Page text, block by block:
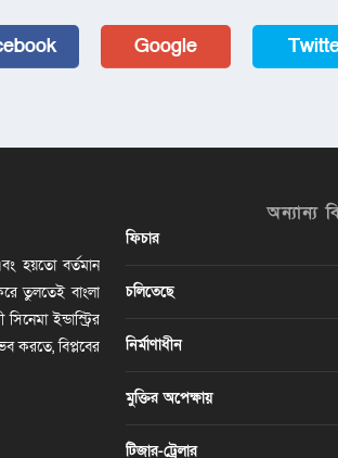
Google
হয়তো বর্তমান
তুলতেই বাংলা
ইন্ডাস্ট্রির
করতে, বিপ্লবের
অন্যান্য
ফিচার
চলিতেছে
নির্মাণাধীন
মুক্তির অপেক্ষায়
টিজার-ট্রেলার